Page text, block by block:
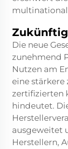
Die neue
zunehmend
Nutzen am
eine
zertifizierten
hindeutet.
ausgeweitet
Herstellern,